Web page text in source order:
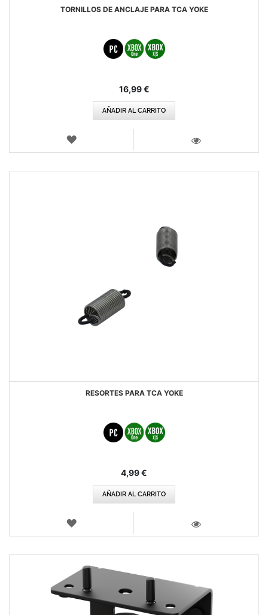
TORNILLOS DE ANCLAJE PARA TCA YOKE
16,99 €
AÑADIR AL CARRITO
LISTA
RESORTES PARA TCA YOKE
4,99 €
AÑADIR AL CARRITO
LISTA